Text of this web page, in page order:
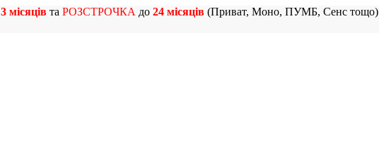
3 місяцівта РОЗСТРОЧКА до 24 місяців(Приват, Моно, ПУМБ, Сенс тощо)